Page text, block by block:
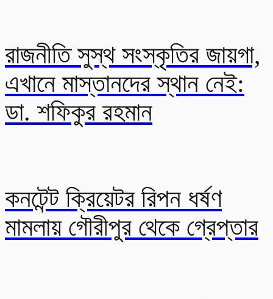
রাজনীতি সুস্থ সংস্কৃতির জায়গা,
এখানে মাস্তানদের স্থান নেই:
ডা. শফিকুর রহমান
কনটেন্ট ক্রিয়েটর রিপন ধর্ষণ
মামলায় গৌরীপুর থেকে গ্রেপ্তার